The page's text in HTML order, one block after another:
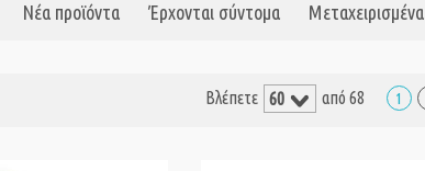
Νέα προϊόντα Έρχονται σύντομα Μεταχειρισμένα
1
Βλέπετε από 68